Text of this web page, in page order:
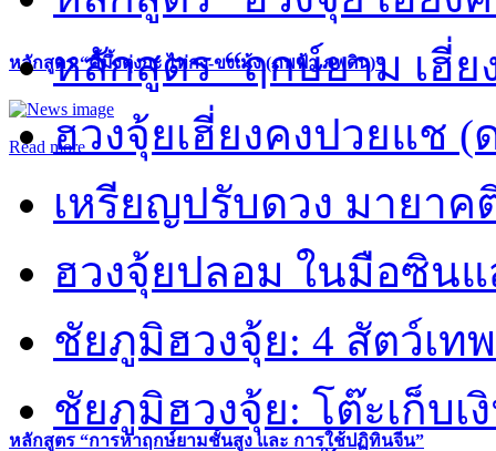
หลักสูตร “คี้มึ้งตุ่งกะ ไท่กง-ขงเม้ง (ภพฟ้า ภพดิน)”
Read more
หลักสูตร “การหาฤกษ์ยามชั้นสูง และ การใช้ปฏิทินจีน”
หลักสูตร “ฤกษ์ยาม เฮี่ย
ฮวงจุ้ยเฮี่ยงคงปวยแช (
เหรียญปรับดวง มายา
ฮวงจุ้ยปลอม ในมือซิน
ชัยภูมิฮวงจุ้ย: 4 สัตว์เทพ
ชัยภูมิฮวงจุ้ย: โต๊ะเก็บเ